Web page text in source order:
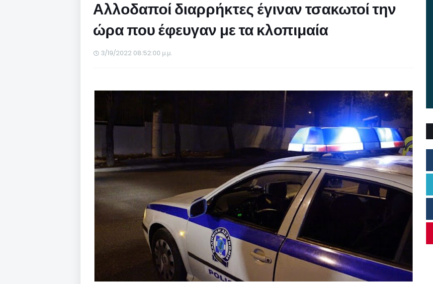
Αλλοδαποί διαρρήκτες έγιναν τσακωτοί την
ώρα που έφευγαν με τα κλοπιμαία
3/19/2022 08:52:00 μ.μ.